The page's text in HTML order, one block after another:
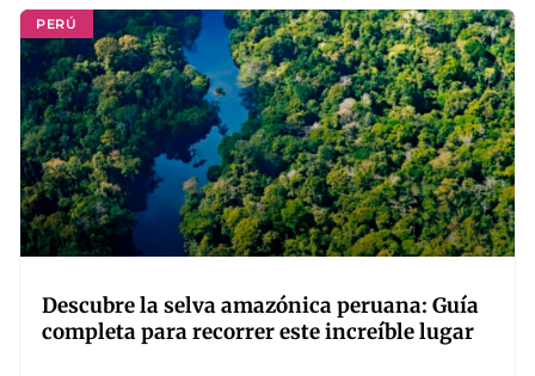
PERÚ
Descubre la selva amazónica peruana: Guía
completa para recorrer este increíble lugar